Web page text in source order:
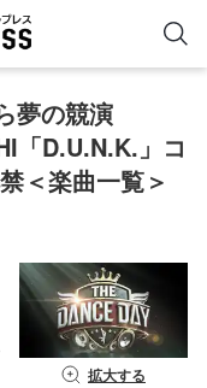
夢の競演
「D.U.N.K.」コ
＜楽曲一覧＞
拡大する